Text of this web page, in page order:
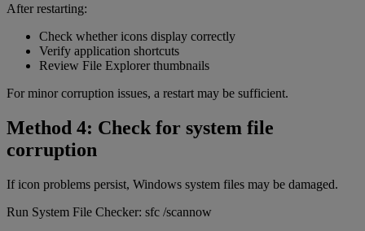
After restarting:
Check whether icons display correctly
Verify application shortcuts
Review File Explorer thumbnails
For minor corruption issues, a restart may be sufficient.
Method 4: Check for system file
corruption
If icon problems persist, Windows system files may be damaged.
Run System File Checker: sfc /scannow